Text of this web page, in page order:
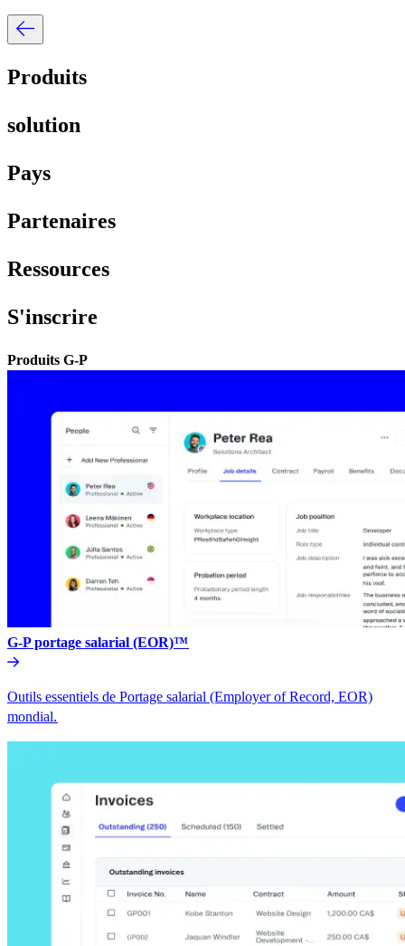
Produits​​
solution​​
Pays​​
Partenaires​​
Ressources​​
S'inscrire​​
Produits G-P​​
G-P portage salarial (EOR)™​​
Outils essentiels de Portage salarial (Employer of Record, EOR)
mondial.​​